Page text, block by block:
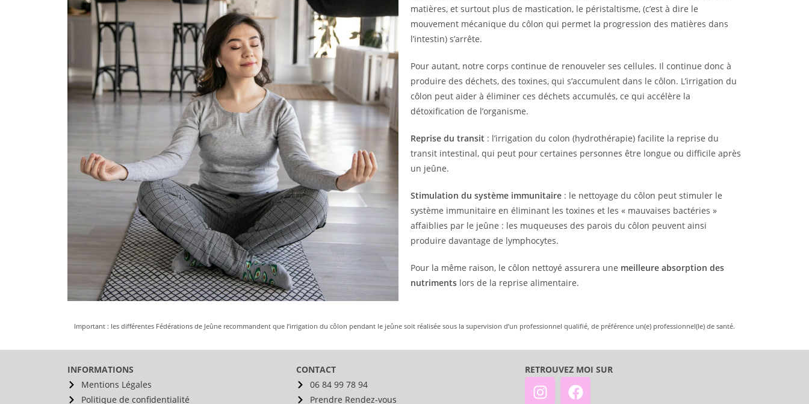
matières, et surtout plus de mastication, le péristaltisme, (c’est à dire le
mouvement mécanique du côlon qui permet la progression des matières dans
l’intestin) s’arrête.
Pour autant, notre corps continue de renouveler ses cellules. Il continue donc à
produire des déchets, des toxines, qui s’accumulent dans le côlon. L’irrigation du
côlon peut aider à éliminer ces déchets accumulés, ce qui accélère la
détoxification de l’organisme.
Reprise du transit : l’irrigation du colon (hydrothérapie) facilite la reprise du
transit intestinal, qui peut pour certaines personnes être longue ou difficile après
un jeûne.
Stimulation du système immunitaire : le nettoyage du côlon peut stimuler le
système immunitaire en éliminant les toxines et les « mauvaises bactéries »
affaiblies par le jeûne : les muqueuses des parois du côlon peuvent ainsi
produire davantage de lymphocytes.
Pour la même raison, le côlon nettoyé assurera une meilleure absorption des
nutriments lors de la reprise alimentaire.
Important : les différentes Fédérations de Jeûne recommandent que l’irrigation du côlon pendant le jeûne soit réalisée sous la supervision d’un professionnel qualifié, de préférence un(e) professionnel(le) de santé.
INFORMATIONS
Mentions Légales
Politique de confidentialité
CONTACT
06 84 99 78 94
Prendre Rendez-vous
RETROUVEZ MOI SUR